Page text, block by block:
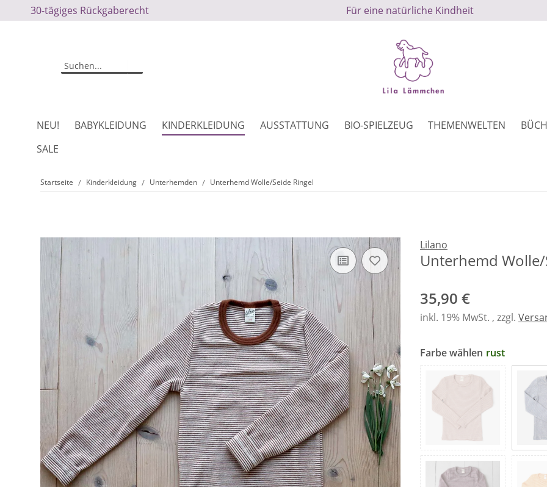
30-tägiges Rückgaberecht Für eine natürliche Kindheit
NEU! BABYKLEIDUNG KINDERKLEIDUNG AUSSTATTUNG BIO-SPIELZEUG THEMENWELTEN
SALE
Startseite Kinderkleidung Unterhemden Unterhemd Wolle/Seide Ringel
Lilano
Unterhemd
35,90 €
inkl. 19% MwSt. , zzgl.
Farbe wählen rust